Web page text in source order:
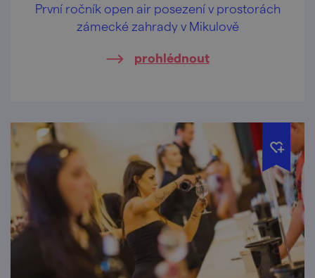
První ročník open air posezení v prostorách
zámecké zahrady v Mikulově
prohlédnout